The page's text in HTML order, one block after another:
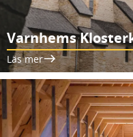
Varnhems
Läs mer